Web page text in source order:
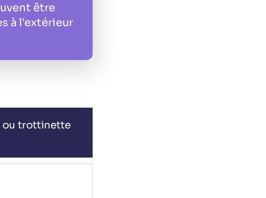
être
à l'extérieur
ou trottinette